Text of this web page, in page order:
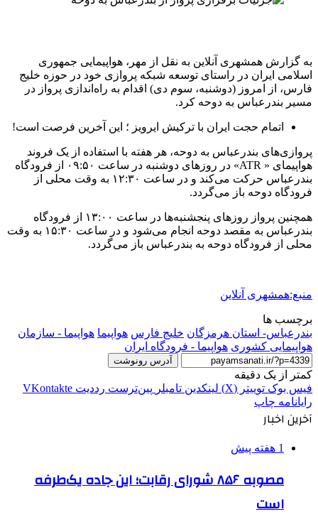
به گزارش همشهری آنلاین به نقل از مهر، هواپیمایی جمهوری
اسلامی ایران در راستای توسعه شبکه پروازی خود در حوزه خلیج
فارس، از امروز (دوشنبه، سوم دی) اقدام به راه‌اندازی پرواز در
مسیر بندرعباس به دوحه کرد.
اتمام حجت ایران با ترکیش ایرویز ؛ این آخرین فرصت است!
پروازی‌های بندرعباس به دوحه، هر هفته با استفاده از یک فروند
هواپیمای « ATR» در روزهای دوشنبه در ساعت ۰۹:۵۰ از فرودگاه
بندرعباس حرکت می‌کند و در ساعت ۱۲:۳۰ به وقت محلی از
فرودگاه دوحه باز می‌گردد.
همچنین پرواز روزهای پنجشنبه‌ها در ساعت ۱۳:۰۰ از فرودگاه
بندرعباس به مقصد دوحه انجام می‌شود و در ساعت ۱۵:۳۰ به وقت
محلی از فرودگاه دوحه به بندرعباس باز می‌گردد.
منبع:همشهری آنلاین
برچسب ها
بندرعباس- استان هرمزگان خلیج فارس هواپیما هواپیما - سازمان
هواپیمایی کشوری هواپیما - فرودگاه ایران
آدرس رونوشت
کمتر از یک دقیقه
فیس بوک توییتر (X) لینکدین ‫تامبلر ‫پین‌ترست ‫رددیت ‫VKontakte
رایانامه چاپ
آخرین اخبار
1 هفته پیش
مصوبه ۸۵۶ شورای رقابت؛ این جاده یک‌طرفه
است